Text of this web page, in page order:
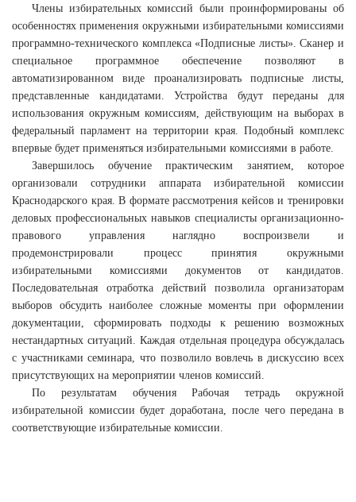
Члены избирательных комиссий были проинформированы об
особенностях применения окружными избирательными комиссиями
программно-технического комплекса «Подписные листы». Сканер и
специальное программное обеспечение позволяют в
автоматизированном виде проанализировать подписные листы,
представленные кандидатами. Устройства будут переданы для
использования окружным комиссиям, действующим на выборах в
федеральный парламент на территории края. Подобный комплекс
впервые будет применяться избирательными комиссиями в работе.
Завершилось обучение практическим занятием, которое
организовали сотрудники аппарата избирательной комиссии
Краснодарского края. В формате рассмотрения кейсов и тренировки
деловых профессиональных навыков специалисты организационно-
правового управления наглядно воспроизвели и
продемонстрировали процесс принятия окружными
избирательными комиссиями документов от кандидатов.
Последовательная отработка действий позволила организаторам
выборов обсудить наиболее сложные моменты при оформлении
документации, сформировать подходы к решению возможных
нестандартных ситуаций. Каждая отдельная процедура обсуждалась
с участниками семинара, что позволило вовлечь в дискуссию всех
присутствующих на мероприятии членов комиссий.
По результатам обучения Рабочая тетрадь окружной
избирательной комиссии будет доработана, после чего передана в
соответствующие избирательные комиссии.